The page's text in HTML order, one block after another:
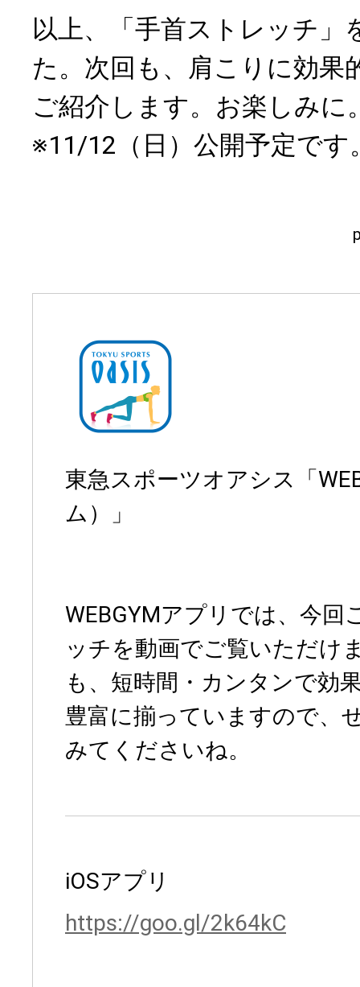
以上、「手首ストレッチ」
た。次回も、肩こりに効果
ご紹介します。お楽しみに
※11/12（日）公開予定です
東急スポーツオアシス「
ム）」
WEBGYMアプリでは、今回
ッチを動画でご覧いただけ
も、短時間・カンタンで効
豊富に揃っていますので、
みてくださいね。
iOSアプリ
https://goo.gl/2k64kC